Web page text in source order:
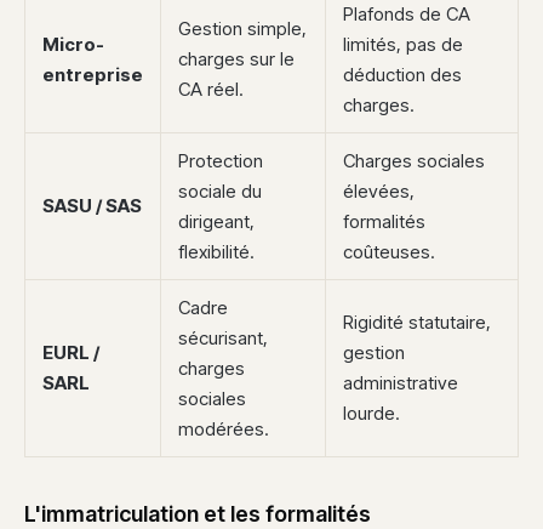
Micro-
entreprise
Gestion simple,
charges sur le
CA réel.
Plafonds de CA
limités, pas de
déduction des
charges.
SASU / SAS
Protection
sociale du
dirigeant,
flexibilité.
Charges sociales
élevées,
formalités
coûteuses.
EURL /
SARL
Cadre
sécurisant,
charges
sociales
modérées.
Rigidité statutaire,
gestion
administrative
lourde.
L'immatriculation et les formalités